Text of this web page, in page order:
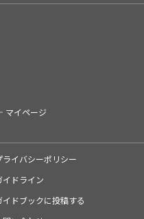
マイページ
ライバシーポリシー
イドライン
イドブックに投稿する